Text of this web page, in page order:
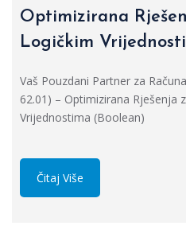
Optimizirana
Logičkim
Vaš Pouzdani Partner za
62.01) – Optimizirana Rješenja
Vrijednostima (Boolean)
Čitaj Više